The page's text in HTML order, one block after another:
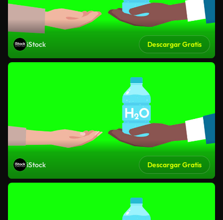
iStock Descargar Gratis
iStock Descargar Gratis